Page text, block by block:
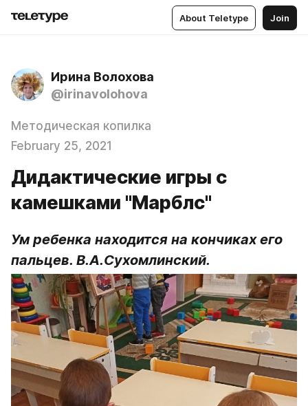
About Teletype Join
Ирина Волохова
@irinavolohova
Методическая копилка
February 25, 2021
Дидактические игры с
камешками "Марблс"
Ум ребенка находится на кончиках его
пальцев. В.А.Сухомлинский.